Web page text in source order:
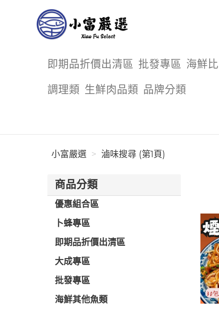
即期品折價出清區 批發專區 海鮮
調理類 生鮮肉品類 品牌分類
小富嚴選 滷味搜尋 (第1頁)
商品分類
優惠組合區
卜蜂專區
即期品折價出清區
大成專區
批發專區
海鮮其他魚類